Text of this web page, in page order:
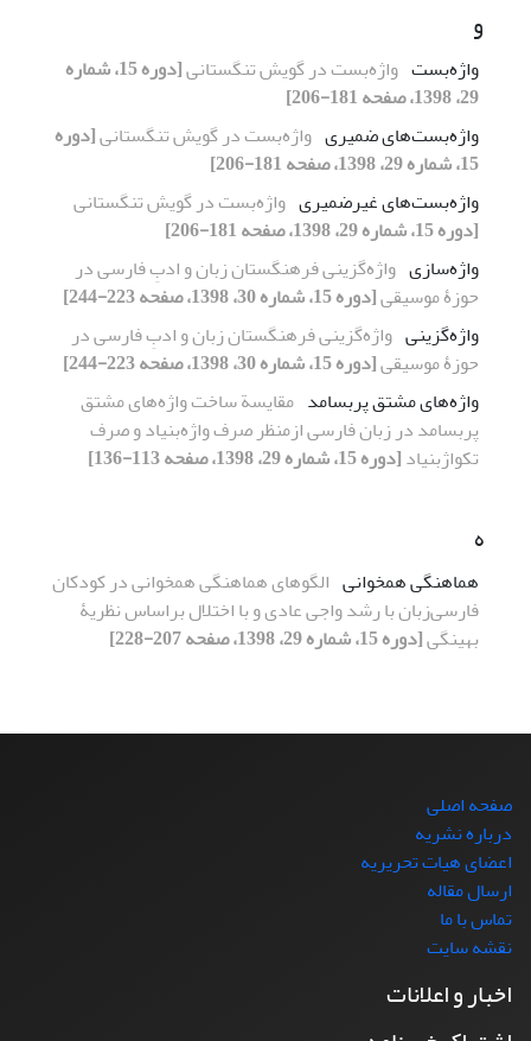
و
واژه‌بست واژه‌بست در گویش تنگستانی
[دوره 15، شماره
29، 1398، صفحه 181-206]
واژه‌بست‌های ضمیری واژه‌بست در گویش تنگستانی[دوره
15، شماره 29، 1398، صفحه 181-206]
واژه‌بست‌های غیرضمیری واژه‌بست در گویش تنگستانی
[دوره 15، شماره 29، 1398، صفحه 181-206]
واژه‌سازی واژه‌گزینی فرهنگستان زبان و ادبِ فارسی در
حوزۀ موسیقی[دوره 15، شماره 30، 1398، صفحه 223-244]
واژه‌گزینی واژه‌گزینی فرهنگستان زبان و ادبِ فارسی در
حوزۀ موسیقی[دوره 15، شماره 30، 1398، صفحه 223-244]
واژه‌های مشتق پربسامد مقایسة ساخت واژه‌های مشتق
پربسامد در زبان فارسی ازمنظر صرف واژه‌بنیاد و صرف
تکواژ‌بنیاد[دوره 15، شماره 29، 1398، صفحه 113-136]
ه
هماهنگی همخوانی الگوهای هماهنگی همخوانی در کودکان
فارسی‌زبان با رشد واجی عادی و با اختلال براساس نظریۀ
بهینگی[دوره 15، شماره 29، 1398، صفحه 207-228]
صفحه اصلی
درباره نشریه
اعضای هیات تحریریه
ارسال مقاله
تماس با ما
نقشه سایت
اخبار و اعلانات